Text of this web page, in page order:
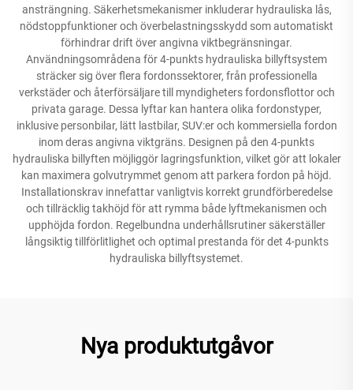
ansträngning. Säkerhetsmekanismer inkluderar hydrauliska lås,
nödstoppfunktioner och överbelastningsskydd som automatiskt
förhindrar drift över angivna viktbegränsningar.
Användningsområdena för 4-punkts hydrauliska billyftsystem
sträcker sig över flera fordonssektorer, från professionella
verkstäder och återförsäljare till myndigheters fordonsflottor och
privata garage. Dessa lyftar kan hantera olika fordonstyper,
inklusive personbilar, lätt lastbilar, SUV:er och kommersiella fordon
inom deras angivna viktgräns. Designen på den 4-punkts
hydrauliska billyften möjliggör lagringsfunktion, vilket gör att lokaler
kan maximera golvutrymmet genom att parkera fordon på höjd.
Installationskrav innefattar vanligtvis korrekt grundförberedelse
och tillräcklig takhöjd för att rymma både lyftmekanismen och
upphöjda fordon. Regelbundna underhållsrutiner säkerställer
långsiktig tillförlitlighet och optimal prestanda för det 4-punkts
hydrauliska billyftsystemet.
Nya produktutgåvor